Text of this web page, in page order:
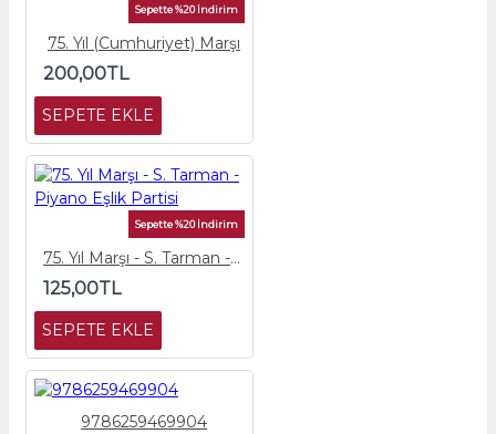
Sepette %20 İndirim
75. Yıl (Cumhuriyet) Marşı
200,00TL
SEPETE EKLE
Sepette %20 İndirim
75. Yıl Marşı - S. Tarman - Piyano Eşlik Partisi
125,00TL
SEPETE EKLE
9786259469904